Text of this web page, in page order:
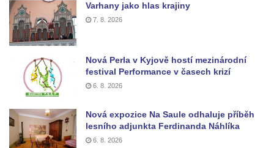
kapli Panny Marie v Lahošti
Pomník obětem 2. světové války v parku v
Mikulášovicích
Pomník obětem bombardování 8. 5. 1945 v
ulici U Plovárny ve Frýdlantu
Základní škole Tyršova v Rumburku
Socha Nepokořený v parku Rumburské
Varhany jako hlas krajiny
7. 8. 2026
Nová Perla v Kyjově hostí mezinárodní
festival Performance v časech krizí
6. 8. 2026
Nová expozice Na Saule odhaluje příběh
lesního adjunkta Ferdinanda Náhlíka
6. 8. 2026